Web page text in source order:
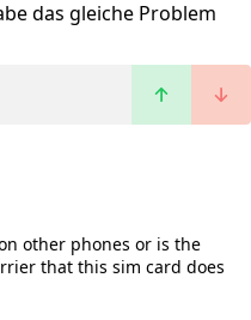
das gleiche Problem
other phones or is the
that this sim card does